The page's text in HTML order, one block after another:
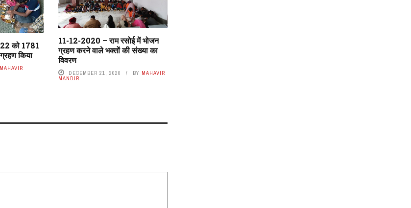
को 1781
किया
MAHAVIR
11-12-2020 – राम रसोई में भोजन
ग्रहण करने वाले भक्तों की संख्या का
विवरण
DECEMBER 21, 2020 BY MAHAVIR
MANDIR